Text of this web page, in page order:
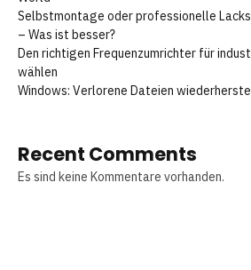
Selbstmontage oder professionelle
– Was ist besser?
Den richtigen Frequenzumrichter für
wählen
Windows: Verlorene Dateien
Recent Comments
Es sind keine Kommentare vorhanden.